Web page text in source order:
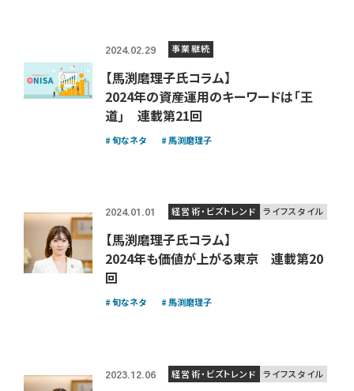
2024.02.29 事業継続
【馬渕磨理子氏コラム】
2024年の資産運用のキーワードは「王
道」 連載第21回
旬なネタ 馬渕磨理子
2024.01.01 経営術・ビズトレンド ライフスタイル
【馬渕磨理子氏コラム】
2024年も価値が上がる東京 連載第20
回
旬なネタ 馬渕磨理子
2023.12.06 経営術・ビズトレンド ライフスタイル